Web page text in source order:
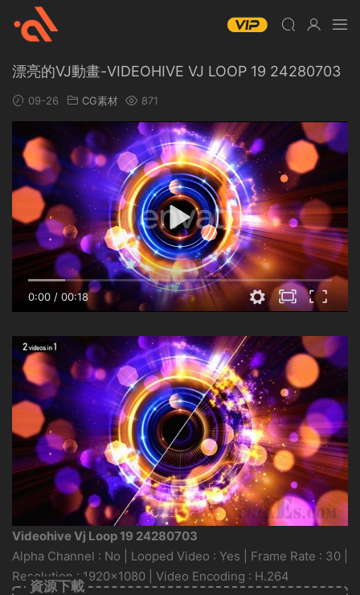
漂亮的VJ動畫-VIDEOHIVE VJ LOOP 19 24280703
09-26 CG素材 871
0:00 / 00:18
Videohive Vj Loop 19 24280703
Alpha Channel : No | Looped Video : Yes | Frame Rate : 30 |
Resolution : 1920×1080 | Video Encoding : H.264
資源下載